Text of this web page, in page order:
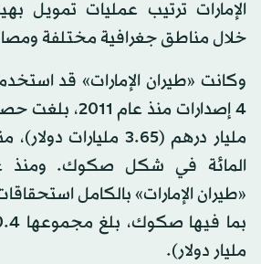
الإمارات ترتيب عمليات تمويل
خلال مناطق جغرافية مختلفة
وكانت «طيران الإمارات» قد
مليار دولار).